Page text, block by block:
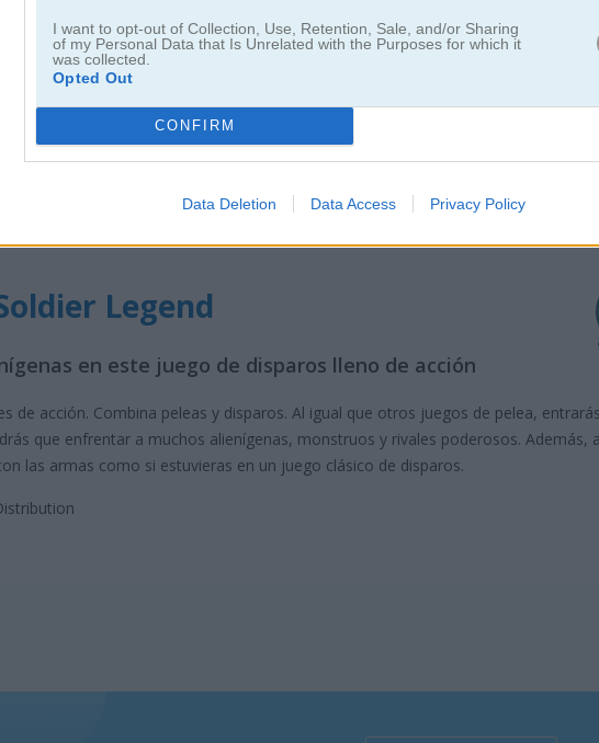
I want to opt-out of Collection, Use, Retention, Sale, and/or Sharing
of my Personal Data that Is Unrelated with the Purposes for which it
was collected.
Opted Out
CONFIRM
Data Deletion Data Access Privacy Policy
Legend
en este juego de disparos lleno de acción
de acción. Combina peleas y disparos. Al igual que otros juegos de pelea,
que enfrentar a muchos alienígenas, monstruos y rivales poderosos. Además,
las armas como si estuvieras en un juego clásico de disparos.